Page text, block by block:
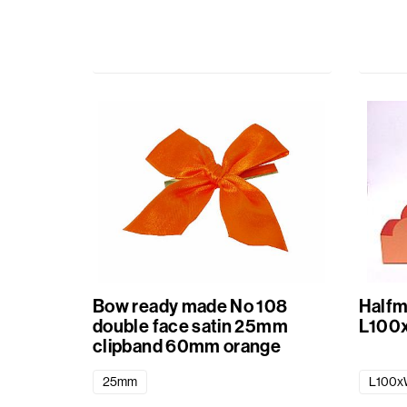
Schleifenbänder
Geschenkbeuteln
Aufkleber
Bow ready made No 108
double face satin 25mm
clipband 60mm orange
25mm